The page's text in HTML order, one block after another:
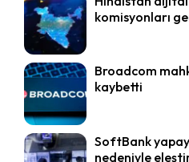
komisyonları
Broadcom
kaybetti
SoftBank
nedeniyle